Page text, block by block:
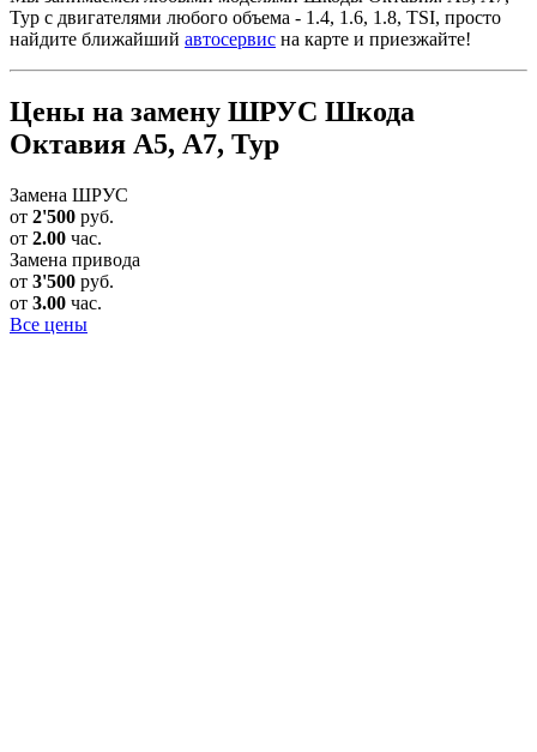
Тур с двигателями любого объема - 1.4, 1.6, 1.8, TSI, просто
найдите ближайший автосервис на карте и приезжайте!
Цены на замену ШРУС Шкода
Октавия А5, А7, Тур
Замена ШРУС
от 2'500 руб.
от 2.00 час.
Замена привода
от 3'500 руб.
от 3.00 час.
Все цены